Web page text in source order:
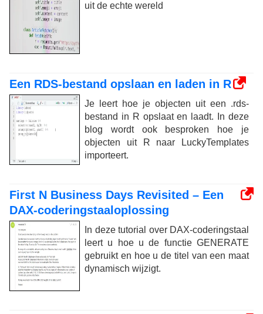
uit de echte wereld
Een RDS-bestand opslaan en laden in R
Je leert hoe je objecten uit een .rds-
bestand in R opslaat en laadt. In deze
blog wordt ook besproken hoe je
objecten uit R naar LuckyTemplates
importeert.
First N Business Days Revisited – Een
DAX-coderingstaaloplossing
In deze tutorial over DAX-coderingstaal
leert u hoe u de functie GENERATE
gebruikt en hoe u de titel van een maat
dynamisch wijzigt.